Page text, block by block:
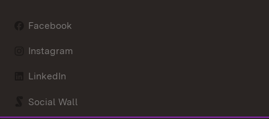
Facebook
Instagram
LinkedIn
Social Wall